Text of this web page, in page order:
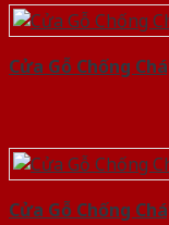
Cửa Gỗ Chống
Cửa Gỗ Chống